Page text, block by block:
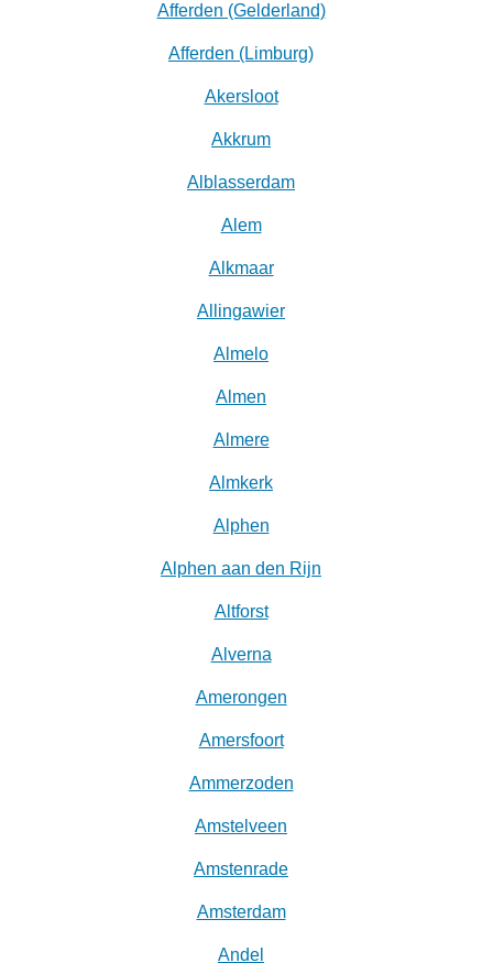
Afferden (Gelderland)
Afferden (Limburg)
Akersloot
Akkrum
Alblasserdam
Alem
Alkmaar
Allingawier
Almelo
Almen
Almere
Almkerk
Alphen
Alphen aan den Rijn
Altforst
Alverna
Amerongen
Amersfoort
Ammerzoden
Amstelveen
Amstenrade
Amsterdam
Andel